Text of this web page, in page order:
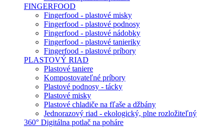
FINGERFOOD
Fingerfood - plastové misky
Fingerfood - plastové podnosy
Fingerfood - plastové nádobky
Fingerfood - plastové tanieriky
Fingerfood - plastové príbory
PLASTOVÝ RIAD
Plastové taniere
Kompostovateľné príbory
Plastové podnosy - tácky
Plastové misky
Plastové chladiče na fľaše a džbány
Jednorazový riad - ekologický, plne rozložiteľný
360° Digitálna potlač na poháre